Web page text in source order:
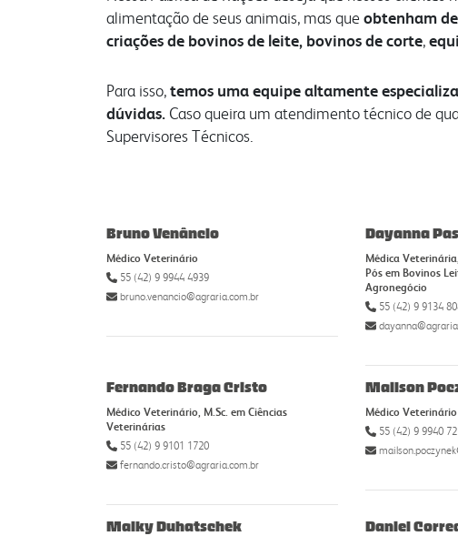
alimentação de seus animais, mas queobtenham
criações de bovinos de leite, bovinos de corte,
Para isso,temos uma equipe altamente
dúvidas. Caso queira um atendimento técnico de
Supervisores Técnicos.
Bruno Venâncio
Médico Veterinário
55 (42) 9 9944 4939
bruno.venancio@agraria.com.br
Dayanna
Médica
Pós em Bovinos
Agronegócio
55 (42) 9 9134
Fernando Braga Cristo
Médico Veterinário, M.Sc. em Ciências
Veterinárias
55 (42) 9 9101 1720
fernando.cristo@agraria.com.br
Mailson
Médico Veterinário
55 (42) 9 9940
Maiky Duhatschek Daniel